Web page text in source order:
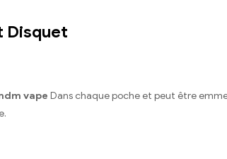
Disquet
vape Dans chaque poche et peut être